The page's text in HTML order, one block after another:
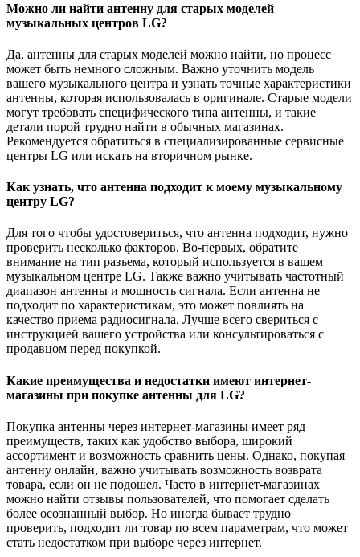
Можно ли найти антенну для старых моделей
музыкальных центров LG?
Да, антенны для старых моделей можно найти, но процесс
может быть немного сложным. Важно уточнить модель
вашего музыкального центра и узнать точные характеристики
антенны, которая использовалась в оригинале. Старые модели
могут требовать специфического типа антенны, и такие
детали порой трудно найти в обычных магазинах.
Рекомендуется обратиться в специализированные сервисные
центры LG или искать на вторичном рынке.
Как узнать, что антенна подходит к моему музыкальному
центру LG?
Для того чтобы удостовериться, что антенна подходит, нужно
проверить несколько факторов. Во-первых, обратите
внимание на тип разъема, который используется в вашем
музыкальном центре LG. Также важно учитывать частотный
диапазон антенны и мощность сигнала. Если антенна не
подходит по характеристикам, это может повлиять на
качество приема радиосигнала. Лучше всего свериться с
инструкцией вашего устройства или консультироваться с
продавцом перед покупкой.
Какие преимущества и недостатки имеют интернет-
магазины при покупке антенны для LG?
Покупка антенны через интернет-магазины имеет ряд
преимуществ, таких как удобство выбора, широкий
ассортимент и возможность сравнить цены. Однако, покупая
антенну онлайн, важно учитывать возможность возврата
товара, если он не подошел. Часто в интернет-магазинах
можно найти отзывы пользователей, что помогает сделать
более осознанный выбор. Но иногда бывает трудно
проверить, подходит ли товар по всем параметрам, что может
стать недостатком при выборе через интернет.